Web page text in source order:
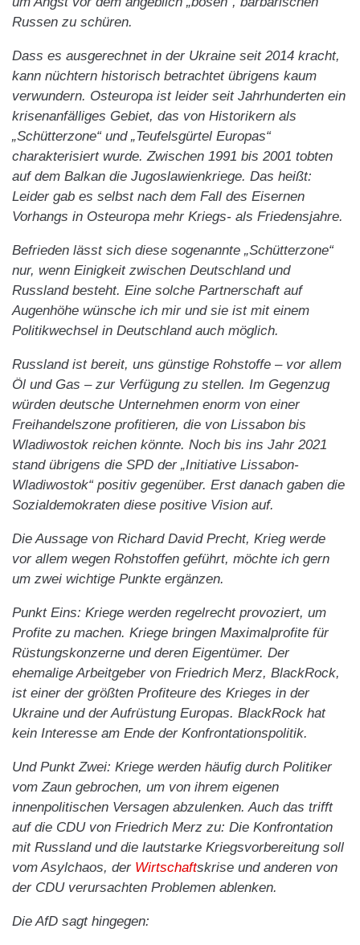
Russen zu schüren.
Dass es ausgerechnet in der Ukraine seit 2014 kracht,
kann nüchtern historisch betrachtet übrigens kaum
verwundern. Osteuropa ist leider seit Jahrhunderten ein
krisenanfälliges Gebiet, das von Historikern als
„Schütterzone“ und „Teufelsgürtel Europas“
charakterisiert wurde. Zwischen 1991 bis 2001 tobten
auf dem Balkan die Jugoslawienkriege. Das heißt:
Leider gab es selbst nach dem Fall des Eisernen
Vorhangs in Osteuropa mehr Kriegs- als Friedensjahre.
Befrieden lässt sich diese sogenannte „Schütterzone“
nur, wenn Einigkeit zwischen Deutschland und
Russland besteht. Eine solche Partnerschaft auf
Augenhöhe wünsche ich mir und sie ist mit einem
Politikwechsel in Deutschland auch möglich.
Russland ist bereit, uns günstige Rohstoffe – vor allem
Öl und Gas – zur Verfügung zu stellen. Im Gegenzug
würden deutsche Unternehmen enorm von einer
Freihandelszone profitieren, die von Lissabon bis
Wladiwostok reichen könnte. Noch bis ins Jahr 2021
stand übrigens die SPD der „Initiative Lissabon-
Wladiwostok“ positiv gegenüber. Erst danach gaben die
Sozialdemokraten diese positive Vision auf.
Die Aussage von Richard David Precht, Krieg werde
vor allem wegen Rohstoffen geführt, möchte ich gern
um zwei wichtige Punkte ergänzen.
Punkt Eins: Kriege werden regelrecht provoziert, um
Profite zu machen. Kriege bringen Maximalprofite für
Rüstungskonzerne und deren Eigentümer. Der
ehemalige Arbeitgeber von Friedrich Merz, BlackRock,
ist einer der größten Profiteure des Krieges in der
Ukraine und der Aufrüstung Europas. BlackRock hat
kein Interesse am Ende der Konfrontationspolitik.
Und Punkt Zwei: Kriege werden häufig durch Politiker
vom Zaun gebrochen, um von ihrem eigenen
innenpolitischen Versagen abzulenken. Auch das trifft
auf die CDU von Friedrich Merz zu: Die Konfrontation
mit Russland und die lautstarke Kriegsvorbereitung soll
vom Asylchaos, der Wirtschaftskrise und anderen von
der CDU verursachten Problemen ablenken.
Die AfD sagt hingegen: